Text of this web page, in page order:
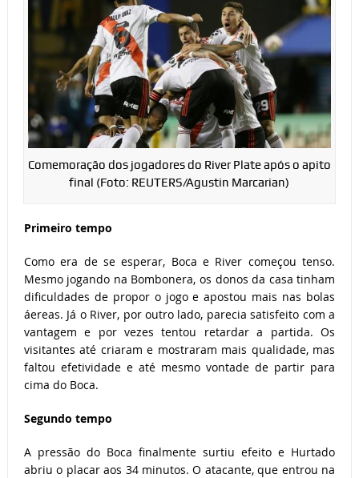
Comemoração dos jogadores do River Plate após o apito
final (Foto: REUTERS/Agustin Marcarian)
Primeiro tempo
Como era de se esperar, Boca e River começou tenso.
Mesmo jogando na Bombonera, os donos da casa tinham
dificuldades de propor o jogo e apostou mais nas bolas
áereas. Já o River, por outro lado, parecia satisfeito com a
vantagem e por vezes tentou retardar a partida. Os
visitantes até criaram e mostraram mais qualidade, mas
faltou efetividade e até mesmo vontade de partir para
cima do Boca.
Segundo tempo
A pressão do Boca finalmente surtiu efeito e Hurtado
abriu o placar aos 34 minutos. O atacante, que entrou na